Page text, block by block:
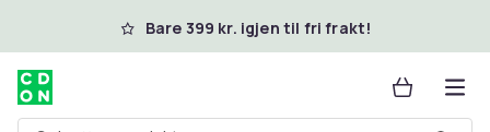
Hopp til hovedinnholdBare 399 kr. igjen til fri frakt!